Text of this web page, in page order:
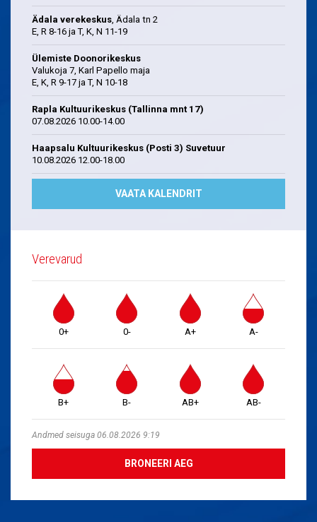
Ädala verekeskus, Ädala tn 2
E, R 8-16 ja T, K, N 11-19
Ülemiste Doonorikeskus
Valukoja 7, Karl Papello maja
E, K, R 9-17 ja T, N 10-18
Rapla Kultuurikeskus (Tallinna mnt 17)
07.08.2026 10.00-14.00
Haapsalu Kultuurikeskus (Posti 3) Suvetuur
10.08.2026 12.00-18.00
VAATA KALENDRIT
Verevarud
0+ 0- A+ A-
B+ B- AB+ AB-
Andmed seisuga 06.08.2026 9:19
BRONEERI AEG